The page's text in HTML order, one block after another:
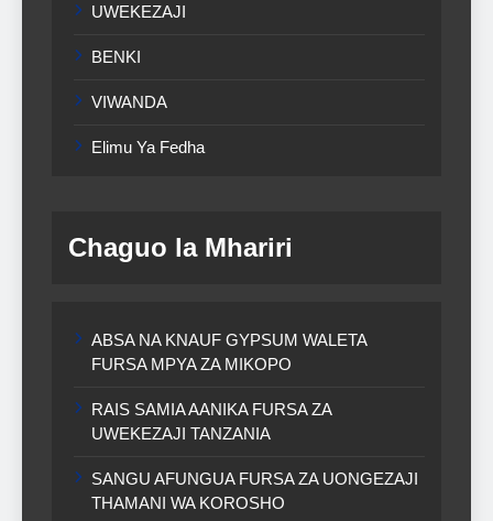
UWEKEZAJI
BENKI
VIWANDA
Elimu Ya Fedha
Chaguo la Mhariri
ABSA NA KNAUF GYPSUM WALETA
FURSA MPYA ZA MIKOPO
RAIS SAMIA AANIKA FURSA ZA
UWEKEZAJI TANZANIA
SANGU AFUNGUA FURSA ZA UONGEZAJI
THAMANI WA KOROSHO